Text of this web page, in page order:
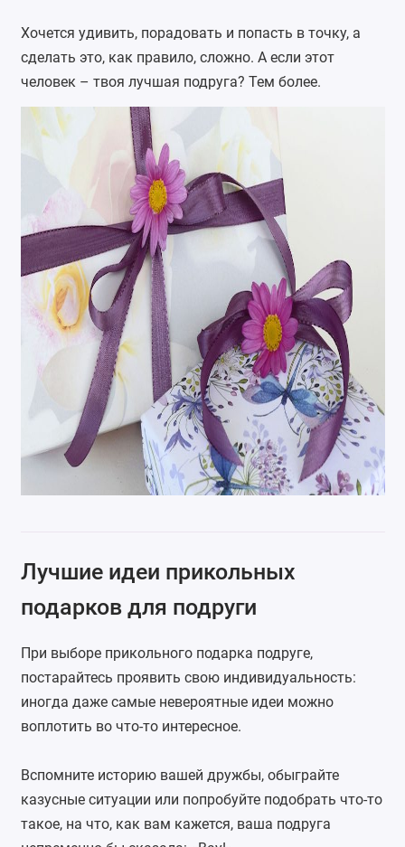
Хочется удивить, порадовать и попасть в точку, а
сделать это, как правило, сложно. А если этот
человек – твоя лучшая подруга? Тем более.
Лучшие идеи прикольных
подарков для подруги
При выборе прикольного подарка подруге,
постарайтесь проявить свою индивидуальность:
иногда даже самые невероятные идеи можно
воплотить во что-то интересное.
Вспомните историю вашей дружбы, обыграйте
казусные ситуации или попробуйте подобрать что-то
такое, на что, как вам кажется, ваша подруга